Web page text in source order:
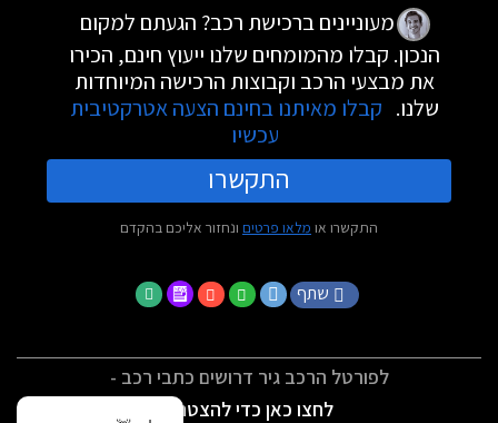
מעוניינים ברכישת רכב? הגעתם למקום
הנכון. קבלו מהמומחים שלנו ייעוץ חינם, הכירו
את מבצעי הרכב וקבוצות הרכישה המיוחדות
שלנו. קבלו מאיתנו בחינם הצעה אטרקטיבית
עכשיו
התקשרו
התקשרו או מלאו פרטים ונחזור אליכם בהקדם
שתף
לפורטל הרכב גיר דרושים כתבי רכב -
לחצו כאן כדי להצטרף